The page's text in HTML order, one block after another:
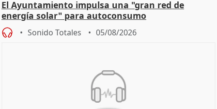
El Ayuntamiento impulsa una "gran red de
energía solar" para autoconsumo
Sonido Totales 05/08/2026